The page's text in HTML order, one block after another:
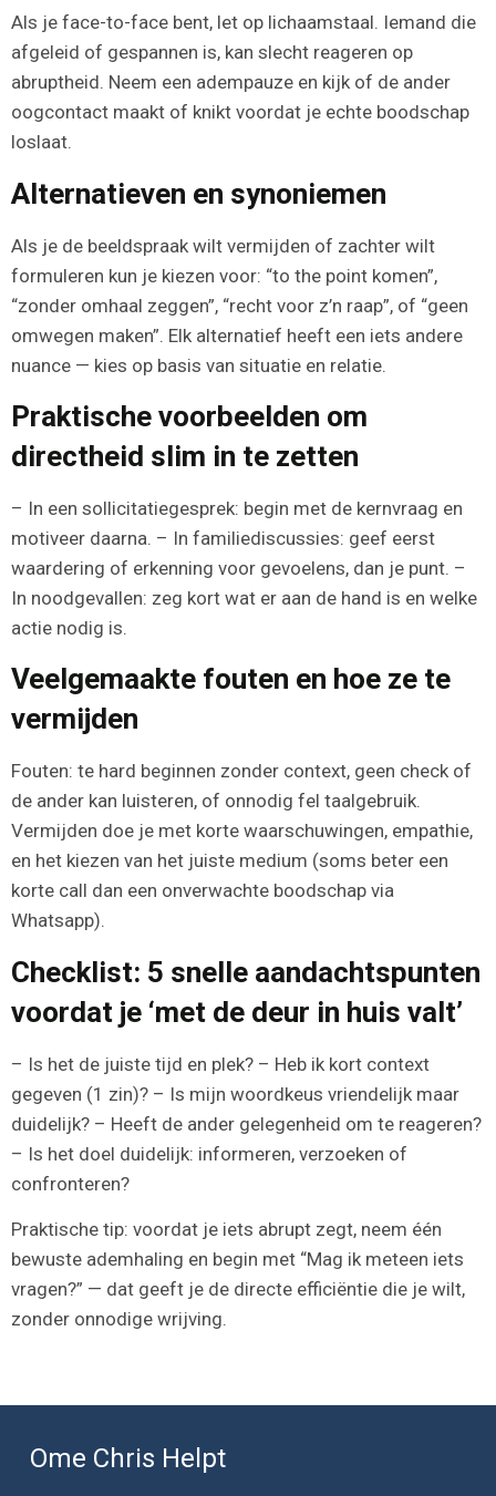
Als je face-to-face bent, let op lichaamstaal. Iemand die
afgeleid of gespannen is, kan slecht reageren op
abruptheid. Neem een adempauze en kijk of de ander
oogcontact maakt of knikt voordat je echte boodschap
loslaat.
Alternatieven en synoniemen
Als je de beeldspraak wilt vermijden of zachter wilt
formuleren kun je kiezen voor: “to the point komen”,
“zonder omhaal zeggen”, “recht voor z’n raap”, of “geen
omwegen maken”. Elk alternatief heeft een iets andere
nuance — kies op basis van situatie en relatie.
Praktische voorbeelden om
directheid slim in te zetten
– In een sollicitatiegesprek: begin met de kernvraag en
motiveer daarna. – In familiediscussies: geef eerst
waardering of erkenning voor gevoelens, dan je punt. –
In noodgevallen: zeg kort wat er aan de hand is en welke
actie nodig is.
Veelgemaakte fouten en hoe ze te
vermijden
Fouten: te hard beginnen zonder context, geen check of
de ander kan luisteren, of onnodig fel taalgebruik.
Vermijden doe je met korte waarschuwingen, empathie,
en het kiezen van het juiste medium (soms beter een
korte call dan een onverwachte boodschap via
Whatsapp).
Checklist: 5 snelle aandachtspunten
voordat je ‘met de deur in huis valt’
– Is het de juiste tijd en plek? – Heb ik kort context
gegeven (1 zin)? – Is mijn woordkeus vriendelijk maar
duidelijk? – Heeft de ander gelegenheid om te reageren?
– Is het doel duidelijk: informeren, verzoeken of
confronteren?
Praktische tip: voordat je iets abrupt zegt, neem één
bewuste ademhaling en begin met “Mag ik meteen iets
vragen?” — dat geeft je de directe efficiëntie die je wilt,
zonder onnodige wrijving.
Ome Chris Helpt